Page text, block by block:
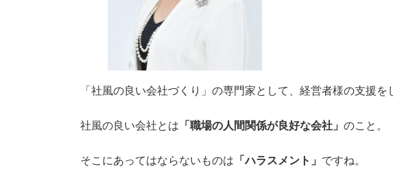
「社風の良い会社づくり」の専門家として、経営者様の支援を
社風の良い会社とは 「職場の人間関係が良好な会社」 のこと。
そこにあってはならないものは 「ハラスメント」 ですね。